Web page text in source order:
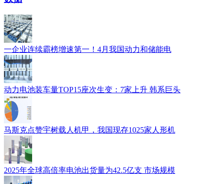
一企业连续霸榜增速第一！4月我国动力和储能电
动力电池装车量TOP15座次生变：7家上升 韩系巨头
马斯克点赞宇树载人机甲，我国现存1025家人形机
2025年全球高倍率电池出货量为42.5亿支 市场规模